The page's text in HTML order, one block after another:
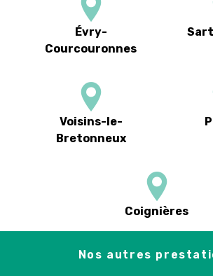
Évry-
Courcouronnes
Voisins-le-
Bretonneux
Coignières
Nos autres